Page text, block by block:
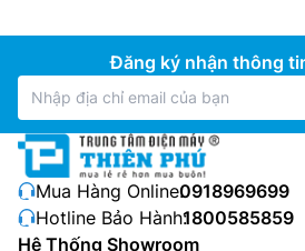
Chống ăn mòn hiệu quả
Điều hòa Carrier giá rẻ
nóng được phủ lớp chống ăn
nhất giúp hạn chế việc ngưng tụ
đồng thời làm trôi nhanh các bụi
Đăng ký nhận thông
Mua Hàng Online:0918969699
Hotline Bảo Hành:1800585859
Hệ Thống Showroom